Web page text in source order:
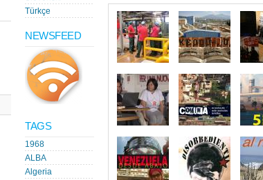
Türkçe
NEWSFEED
TAGS
1968
ALBA
Algeria